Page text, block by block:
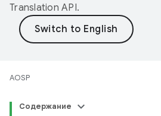
Translation API.
AOSP
Содержание